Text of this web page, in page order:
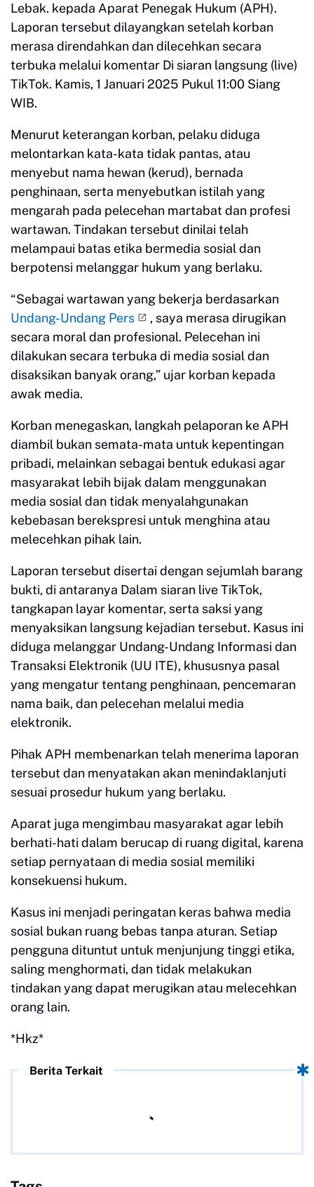
Lebak. kepada Aparat Penegak Hukum (APH).
Laporan tersebut dilayangkan setelah korban
merasa direndahkan dan dilecehkan secara
terbuka melalui komentar Di siaran langsung (live)
TikTok. Kamis, 1 Januari 2025 Pukul 11:00 Siang
WIB.
Menurut keterangan korban, pelaku diduga
melontarkan kata-kata tidak pantas, atau
menyebut nama hewan (kerud), bernada
penghinaan, serta menyebutkan istilah yang
mengarah pada pelecehan martabat dan profesi
wartawan. Tindakan tersebut dinilai telah
melampaui batas etika bermedia sosial dan
berpotensi melanggar hukum yang berlaku.
“Sebagai wartawan yang bekerja berdasarkan
Undang-Undang Pers
, saya merasa dirugikan
secara moral dan profesional. Pelecehan ini
dilakukan secara terbuka di media sosial dan
disaksikan banyak orang,” ujar korban kepada
awak media.
Korban menegaskan, langkah pelaporan ke APH
diambil bukan semata-mata untuk kepentingan
pribadi, melainkan sebagai bentuk edukasi agar
masyarakat lebih bijak dalam menggunakan
media sosial dan tidak menyalahgunakan
kebebasan berekspresi untuk menghina atau
melecehkan pihak lain.
Laporan tersebut disertai dengan sejumlah barang
bukti, di antaranya Dalam siaran live TikTok,
tangkapan layar komentar, serta saksi yang
menyaksikan langsung kejadian tersebut. Kasus ini
diduga melanggar Undang-Undang Informasi dan
Transaksi Elektronik (UU ITE), khususnya pasal
yang mengatur tentang penghinaan, pencemaran
nama baik, dan pelecehan melalui media
elektronik.
Pihak APH membenarkan telah menerima laporan
tersebut dan menyatakan akan menindaklanjuti
sesuai prosedur hukum yang berlaku.
Aparat juga mengimbau masyarakat agar lebih
berhati-hati dalam berucap di ruang digital, karena
setiap pernyataan di media sosial memiliki
konsekuensi hukum.
Kasus ini menjadi peringatan keras bahwa media
sosial bukan ruang bebas tanpa aturan. Setiap
pengguna dituntut untuk menjunjung tinggi etika,
saling menghormati, dan tidak melakukan
tindakan yang dapat merugikan atau melecehkan
orang lain.
*Hkz*
Berita Terkait